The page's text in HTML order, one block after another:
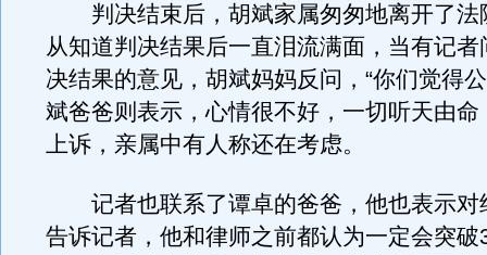
判决结束后，胡斌家属匆匆地离开了法
从知道判决结果后一直泪流满面，当有记
决结果的意见，胡斌妈妈反问，“你们觉得
斌爸爸则表示，心情很不好，一切听天由命
上诉，亲属中有人称还在考虑。
记者也联系了谭卓的爸爸，他也表示对
告诉记者，他和律师之前都认为一定会突破